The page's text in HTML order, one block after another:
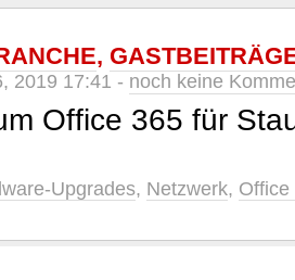
,
2019 17:41 - noch keine
Office 365 für
Upgrades, Netzwerk, Office